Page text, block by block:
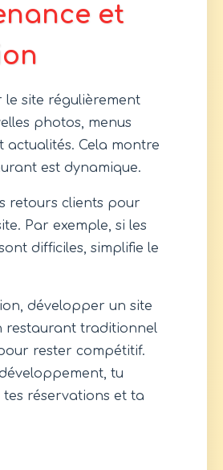
et
le site régulièrement
photos, menus
actualités. Cela montre
est dynamique.
retours clients pour
Par exemple, si les
difficiles, simplifie le
développer un site
restaurant traditionnel
rester compétitif.
tu
réservations et ta